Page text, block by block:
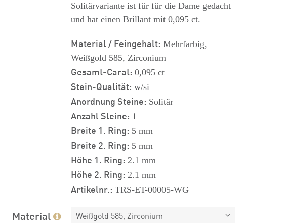
Solitärvariante ist für für die Dame gedacht
und hat einen Brillant mit 0,095 ct.
Material / Feingehalt: Mehrfarbig,
Weißgold 585, Zirconium
Gesamt-Carat: 0,095 ct
Stein-Qualität: w/si
Anordnung Steine: Solitär
Anzahl Steine: 1
Breite 1. Ring: 5 mm
Breite 2. Ring: 5 mm
Höhe 1. Ring: 2.1 mm
Höhe 2. Ring: 2.1 mm
Artikelnr.: TRS-ET-00005-WG
Material Weißgold 585, Zirconium